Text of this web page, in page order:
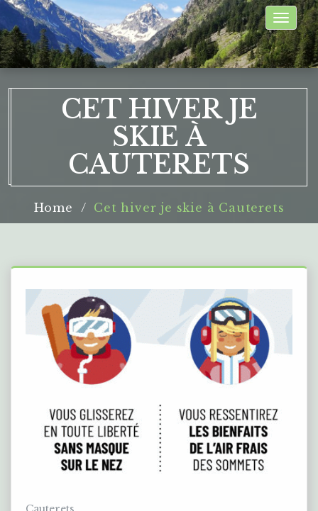
Toggle
CET HIVER JE
SKIE À
CAUTERETS
Home Cet hiver je skie à Cauterets